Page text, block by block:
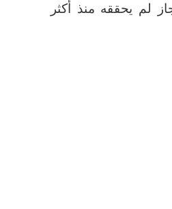
لم يحققه منذ أكثر